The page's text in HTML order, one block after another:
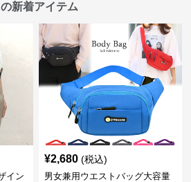
新着アイテム
イン
¥2,680 (税込)
男女兼用ウエストバッグ大容量